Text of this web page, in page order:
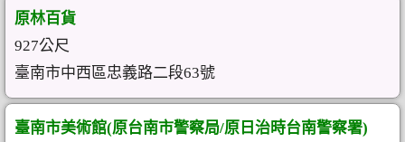
原林百貨
927公尺
臺南市中西區忠義路二段63號
臺南市美術館(原台南市警察局/原日治時台南警察署)